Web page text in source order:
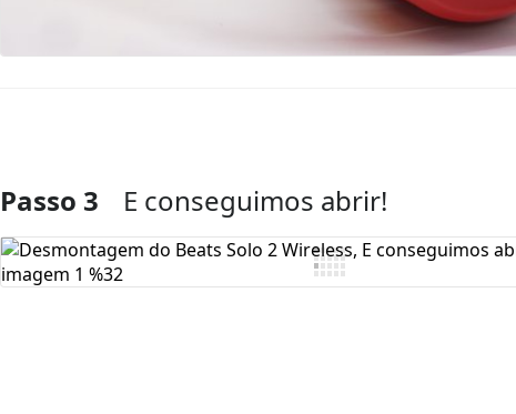
Comentar
Passo 3 E conseguimos abrir!